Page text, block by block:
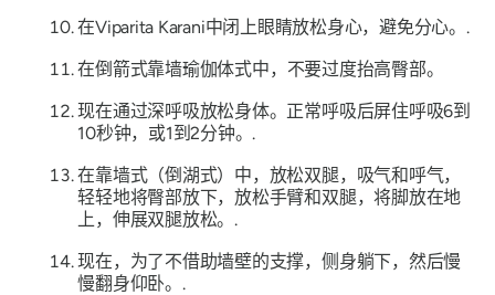
在Viparita Karani中闭上眼睛放松身心，避免分心。.
在倒箭式靠墙瑜伽体式中，不要过度抬高臀部。
现在通过深呼吸放松身体。正常呼吸后屏住呼吸6到
10秒钟，或1到2分钟。.
在靠墙式（倒湖式）中，放松双腿，吸气和呼气，
轻轻地将臀部放下，放松手臂和双腿，将脚放在地
上，伸展双腿放松。.
现在，为了不借助墙壁的支撑，侧身躺下，然后慢
慢翻身仰卧。.